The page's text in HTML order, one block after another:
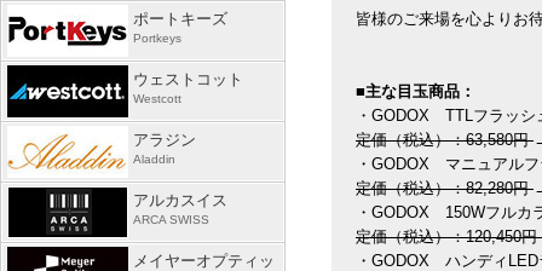
皆様のご来場を心よりお
■主な目玉商品：
・GODOX TTLフラッシ
定価（税込）：63,580円
・GODOX マニュアル
定価（税込）：82,280円
・GODOX 150Wフルカ
定価（税込）：120,450円
・GODOX ハンディ
ポートキーズ
Portkeys
ウェストコット
Westcott
アラジン
Aladdin
アルカスイス
ARCA SWISS
メイヤーオプティッ